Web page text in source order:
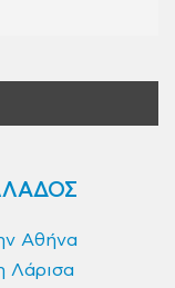
Αθήνα
Λάρισα